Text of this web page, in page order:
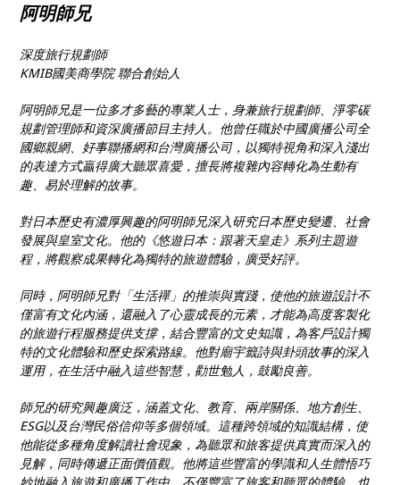
阿明師兄
深度旅行規劃師
KMIB國美商學院 聯合創始人
阿明師兄是一位多才多藝的專業人士，身兼旅行規劃師、淨零碳
規劃管理師和資深廣播節目主持人。他曾任職於中國廣播公司全
國鄉親網、好事聯播網和台灣廣播公司，以獨特視角和深入淺出
的表達方式贏得廣大聽眾喜愛，擅長將複雜內容轉化為生動有
趣、易於理解的故事。
對日本歷史有濃厚興趣的阿明師兄深入研究日本歷史變遷、社會
發展與皇室文化。他的《悠遊日本：跟著天皇走》系列主題遊
程，將觀察成果轉化為獨特的旅遊體驗，廣受好評。
同時，阿明師兄對「生活禪」的推崇與實踐，使他的旅遊設計不
僅富有文化內涵，還融入了心靈成長的元素，才能為高度客製化
的旅遊行程服務提供支撐，結合豐富的文史知識，為客戶設計獨
特的文化體驗和歷史探索路線。他對廟宇籤詩與卦頭故事的深入
運用，在生活中融入這些智慧，勸世勉人，鼓勵良善。
師兄的研究興趣廣泛，涵蓋文化、教育、兩岸關係、地方創生、
ESG以及台灣民俗信仰等多個領域。這種跨領域的知識結構，使
他能從多種角度解讀社會現象，為聽眾和旅客提供真實而深入的
見解，同時傳遞正面價值觀。他將這些豐富的學識和人生體悟巧